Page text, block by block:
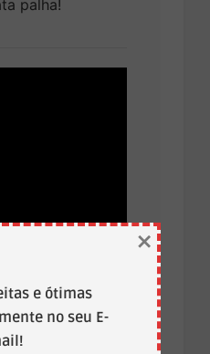
palha!
e ótimas
no seu E-
×